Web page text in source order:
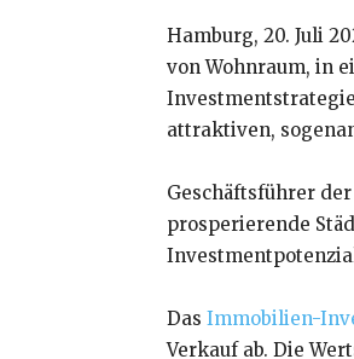
Hamburg, 20. Juli
von Wohnraum, in
attraktiven,
Geschäftsführer
prosperierende
Das Immobilien-
Verkauf ab. Die